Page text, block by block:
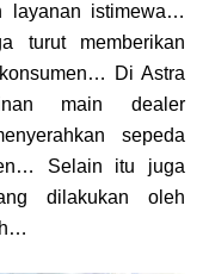
layanan istimewa…
turut memberikan
Di Astra
main dealer
sepeda
Selain itu juga
dilakukan oleh